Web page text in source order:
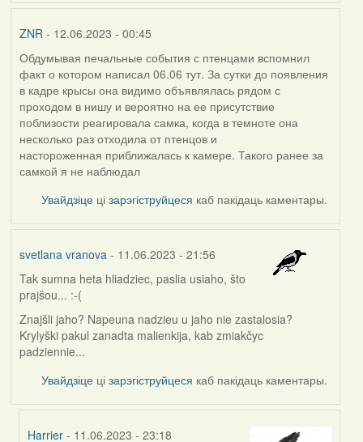
ZNR - 12.06.2023 - 00:45
Обдумывая печальные события с птенцами вспомнил
факт о котором написал 06.06 тут. За сутки до появления
в кадре крысы она видимо объявлялась рядом с
проходом в нишу и вероятно на ее присутствие
поблизости реагировала самка, когда в темноте она
несколько раз отходила от птенцов и
настороженная приближалась к камере. Такого ранее за
самкой я не наблюдал
Увайдзіце цізарэгіструйцеся каб пакідаць каментары.
svetlana vranova - 11.06.2023 - 21:56
Tak sumna heta hliadziec, paslia usiaho, što
prajšou... :-(
Znajšli jaho? Napeuna nadzieu u jaho nie zastalosia?
Krylyški pakul zanadta malienkija, kab zmiakčyc
padziennie...
Увайдзіце цізарэгіструйцеся каб пакідаць каментары.
Harrier - 11.06.2023 - 23:18